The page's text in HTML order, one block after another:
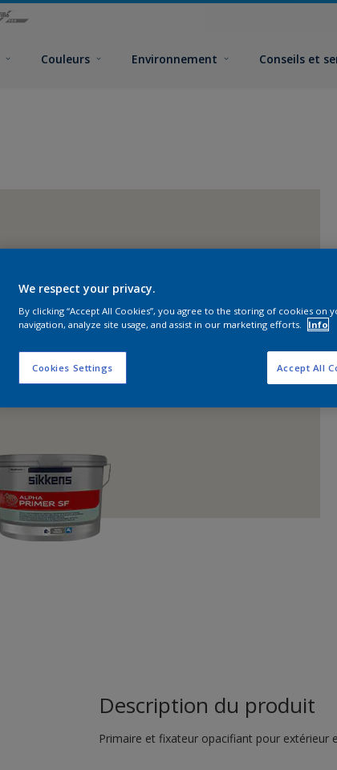
Couleurs Environnement Conseils et
Description du produit
Primaire et fixateur opacifiant pour extérieur
We respect your privacy.
By clicking “Accept All Cookies”, you agree to the storing of cookies on
navigation, analyze site usage, and assist in our marketing efforts.
Info
Cookies Settings Accept All